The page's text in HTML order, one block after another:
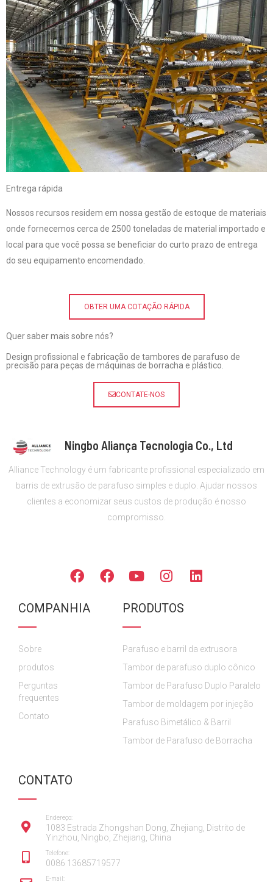
Entrega rápida
Nossos recursos residem em nossa gestão de estoque de materiais
onde fornecemos cerca de 2500 toneladas de material importado e
local para que você possa se beneficiar do curto prazo de entrega
do seu equipamento encomendado.
OBTER UMA COTAÇÃO RÁPIDA
Quer saber mais sobre nós?
Design profissional e fabricação de tambores de parafuso de
precisão para peças de máquinas de borracha e plástico.
CONTATE-NOS
Ningbo Aliança Tecnologia Co., Ltd
Alliance Technology é um fabricante profissional especializado em
barris de extrusão de parafuso simples e duplo. Ajudar nossos
clientes a economizar seus custos de produção é nosso
compromisso.
F
a
e
F
a
Y
o
T
u
e
I
n
t
r
a
m
L
i
i
n
COMPANHIA
Sobre
produtos
Perguntas
frequentes
Contato
PRODUTOS
Parafuso e barril da extrusora
Tambor de parafuso duplo cônico
Tambor de Parafuso Duplo Paralelo
Tambor de moldagem por injeção
Parafuso Bimetálico & Barril
Tambor de Parafuso de Borracha
CONTATO
Endereço:
1083 Estrada Zhongshan Dong, Zhejiang, Distrito de
Yinzhou, Ningbo, Zhejiang, China
Telefone:
0086 13685719577
E-mail: